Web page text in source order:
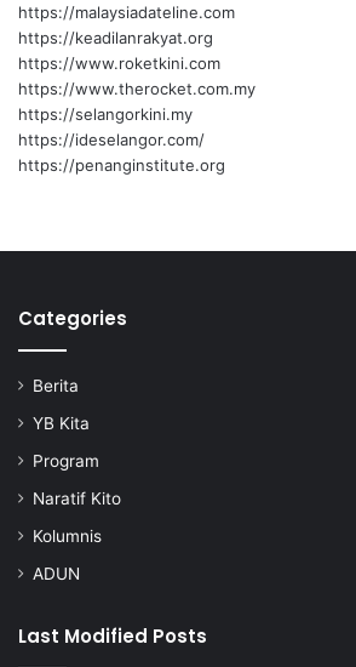
https://malaysiadateline.com
https://keadilanrakyat.org
https://www.roketkini.com
https://www.therocket.com.my
https://selangorkini.my
https://ideselangor.com/
https://penanginstitute.org
Categories
Berita
YB Kita
Program
Naratif Kito
Kolumnis
ADUN
Last Modified Posts